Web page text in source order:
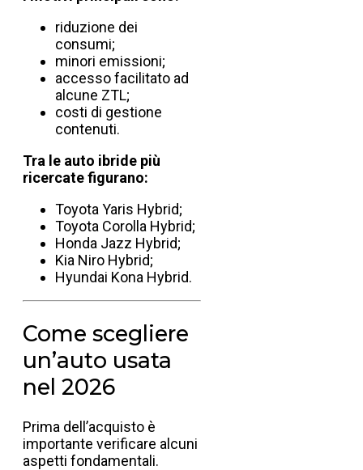
riduzione dei
consumi;
minori emissioni;
accesso facilitato ad
alcune ZTL;
costi di gestione
contenuti.
Tra le auto ibride più
ricercate figurano:
Toyota Yaris Hybrid;
Toyota Corolla Hybrid;
Honda Jazz Hybrid;
Kia Niro Hybrid;
Hyundai Kona Hybrid.
Come scegliere
un’auto usata
nel 2026
Prima dell’acquisto è
importante verificare alcuni
aspetti fondamentali.